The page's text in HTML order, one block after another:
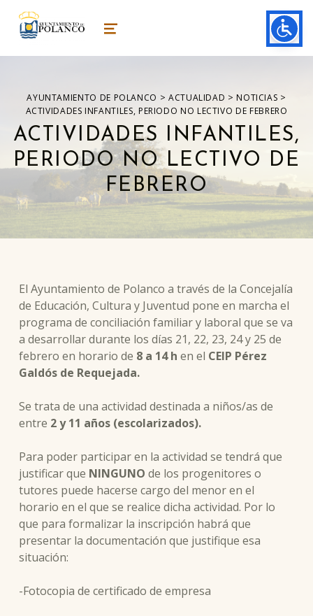
ayuntamiento de polanco
AYUNTAMIENTO DE POLANCO MENU
AYUNTAMIENTO DE POLANCO > ACTUALIDAD > NOTICIAS >
ACTIVIDADES INFANTILES, PERIODO NO LECTIVO DE FEBRERO
ACTIVIDADES INFANTILES,
PERIODO NO LECTIVO DE
FEBRERO
El Ayuntamiento de Polanco a través de la Concejalía
de Educación, Cultura y Juventud pone en marcha el
programa de conciliación familiar y laboral que se va
a desarrollar durante los días 21, 22, 23, 24 y 25 de
febrero en horario de 8 a 14 h en el CEIP Pérez
Galdós de Requejada.
Se trata de una actividad destinada a niños/as de
entre 2 y 11 años (escolarizados).
Para poder participar en la actividad se tendrá que
justificar que NINGUNO de los progenitores o
tutores puede hacerse cargo del menor en el
horario en el que se realice dicha actividad. Por lo
que para formalizar la inscripción habrá que
presentar la documentación que justifique esa
situación:
-Fotocopia de certificado de empresa